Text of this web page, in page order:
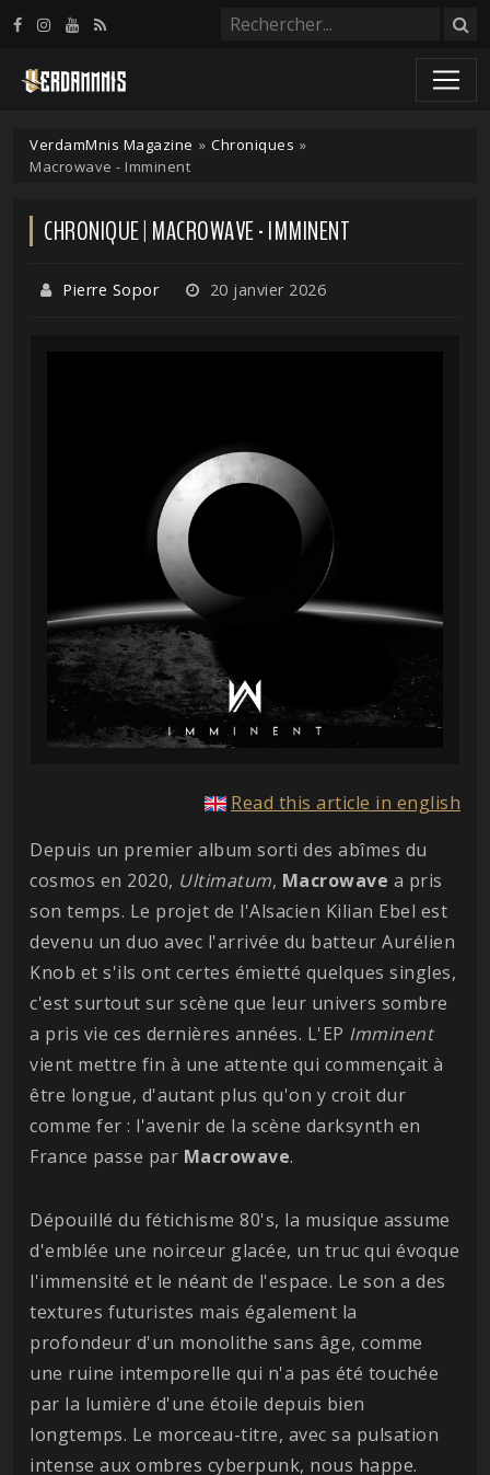
VerdamMnis Magazine » Chroniques »
Macrowave - Imminent
CHRONIQUE | MACROWAVE - IMMINENT
Pierre Sopor 20 janvier 2026
Read this article in english
Depuis un premier album sorti des abîmes du
cosmos en 2020, Ultimatum, Macrowave a pris
son temps. Le projet de l'Alsacien Kilian Ebel est
devenu un duo avec l'arrivée du batteur Aurélien
Knob et s'ils ont certes émietté quelques singles,
c'est surtout sur scène que leur univers sombre
a pris vie ces dernières années. L'EP Imminent
vient mettre fin à une attente qui commençait à
être longue, d'autant plus qu'on y croit dur
comme fer : l'avenir de la scène darksynth en
France passe par Macrowave.
Dépouillé du fétichisme 80's, la musique assume
d'emblée une noirceur glacée, un truc qui évoque
l'immensité et le néant de l'espace. Le son a des
textures futuristes mais également la
profondeur d'un monolithe sans âge, comme
une ruine intemporelle qui n'a pas été touchée
par la lumière d'une étoile depuis bien
longtemps. Le morceau-titre, avec sa pulsation
intense aux ombres cyberpunk, nous happe.
Panneau de gestion des cookies